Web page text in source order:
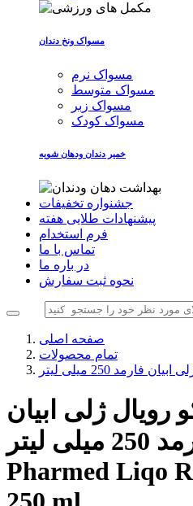
مسواک ونخ دندان
مسواک نرم
مسواک متوسط
مسواک زبر
مسواک کودک
خمیر دندان ودهان شویه
جشنواره تخفیفات
پیشنهادات طلایی هفته
فرم استخدام
تماس با ما
در باره ما
نحوه ثبت سفارش
صفحه اصلی
تمام محصولات
250 میلی لیتر
رویال ژلی ابیان
Pharmed Liqo